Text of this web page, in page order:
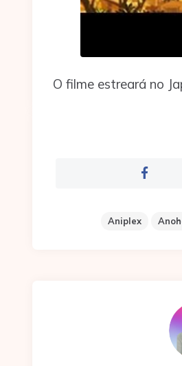
O filme estreará no
Aniplex